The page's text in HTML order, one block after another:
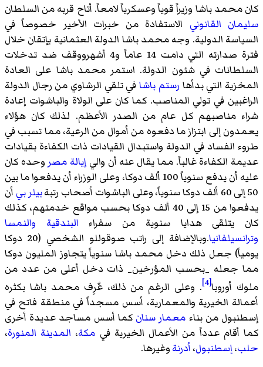
كان محمد باشا وزيراً قوياً وعسكرياً لامعاً. أتاح قربه من السلطان
سليمان القانوني الاستفادة من خبرات الأخير خصوصاً في
السياسة الدولية. وجه محمد باشا الدولة العثمانية بإتقان خلال
فترة صدارته التي دامت 14 عاماً و4 أشهرووقف ضد تدخلات
السلطانات في شئون الدولة. استمر محمد باشا على العادة
المخزية التي بدأها رستم باشافي تلقي الرشاوي من رجال الدولة
الراغبين في تولي المناصب. كما كان على الولاة والباشوات إعادة
شراء مناصبهم كل عام من الصدر الأعظم. لذلك كان هؤلاء
يعمدون إلى ابتزاز ما دفعوه من أموال من الرعية، مما تسبب في
طروء الفساد في الدولة واستبدال القيادات ذات الكفاءة بقيادات
عديمة الكفاءة غالباً. مما يقال عنه أن والي إيالة مصر وحده كان
عليه أن يدفع سنوياً 100 ألف دوكا، وعلى الوزراء أن يدفعوا ما بين
50 إلى 60 ألف دوكا سنوياً، وعلى الباشوات أصحاب رتبة
بيلر بي أن
يدفعوا من 15 إلى 40 ألف دوكا بحسب مواقع خدمتهم، كذلك
كان يتلقى هدايا سنوية من سفراء البندقية
والنمسا
وترانسيلفانيا
.وبالإضافة إلى راتب صوقوللو الشخصي (20 دوكا
يومياً) جعل ذلك دخل محمد باشا سنوياً يتجاوز المليون دوكا
مما جعله _بحسب المؤرخين_ ذات دخل أعلى من عدد من
ملوك أوروبا[4]
. وعلى الرغم من ذلك، عٌرِف محمد باشا بكثره
أعمالة الخيرية والمعمارية، أسس مسجداً في منطقة فاتح في
إسطنبول من بناء معمار سنان كما أسس مساجد عديدة أخرى
كما أقام عدداً من الأعمال الخيرية في مكة، المدينة المنورة،
حلب،إسطنبول،أدرنةوغيرها.